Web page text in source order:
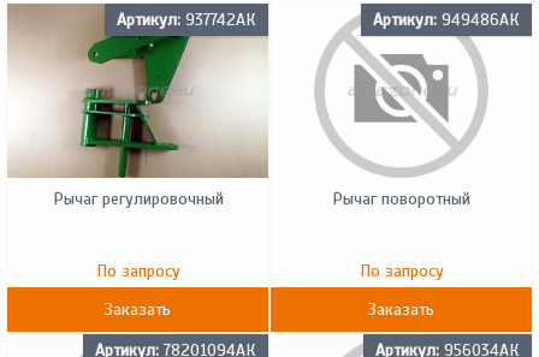
Артикул: 937742АК
Рычаг регулировочный
По запросу
Заказать
Артикул: 949486АК
Рычаг поворотный
По запросу
Заказать
Артикул:78201094АК Артикул: 956034АК